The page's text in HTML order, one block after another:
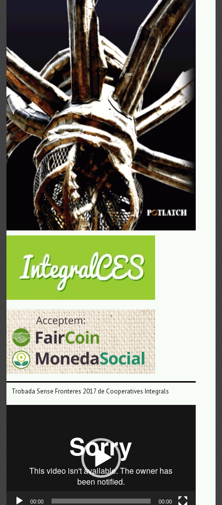
Trobada Sense Fronteres 2017 de Cooperatives Integrals
00:00 00:00